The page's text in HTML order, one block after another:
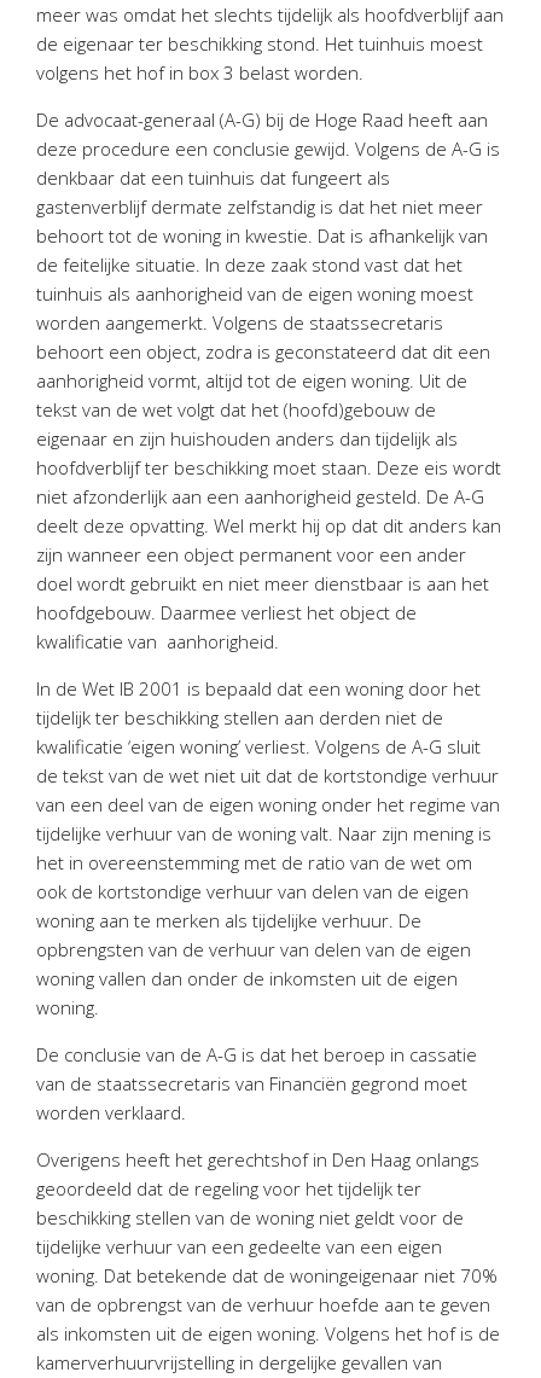
Online Salaris – Salarissen
Nextens-Accorderen aangiften
meer was omdat het slechts tijdelijk als hoofdverblijf aan
de eigenaar ter beschikking stond. Het tuinhuis moest
volgens het hof in box 3 belast worden.
De advocaat-generaal (A-G) bij de Hoge Raad heeft aan
deze procedure een conclusie gewijd. Volgens de A-G is
denkbaar dat een tuinhuis dat fungeert als
gastenverblijf dermate zelfstandig is dat het niet meer
behoort tot de woning in kwestie. Dat is afhankelijk van
de feitelijke situatie. In deze zaak stond vast dat het
tuinhuis als aanhorigheid van de eigen woning moest
worden aangemerkt. Volgens de staatssecretaris
behoort een object, zodra is geconstateerd dat dit een
aanhorigheid vormt, altijd tot de eigen woning. Uit de
tekst van de wet volgt dat het (hoofd)gebouw de
eigenaar en zijn huishouden anders dan tijdelijk als
hoofdverblijf ter beschikking moet staan. Deze eis wordt
niet afzonderlijk aan een aanhorigheid gesteld. De A-G
deelt deze opvatting. Wel merkt hij op dat dit anders kan
zijn wanneer een object permanent voor een ander
doel wordt gebruikt en niet meer dienstbaar is aan het
hoofdgebouw. Daarmee verliest het object de
kwalificatie van aanhorigheid.
In de Wet IB 2001 is bepaald dat een woning door het
tijdelijk ter beschikking stellen aan derden niet de
kwalificatie ‘eigen woning’ verliest. Volgens de A-G sluit
de tekst van de wet niet uit dat de kortstondige verhuur
van een deel van de eigen woning onder het regime van
tijdelijke verhuur van de woning valt. Naar zijn mening is
het in overeenstemming met de ratio van de wet om
ook de kortstondige verhuur van delen van de eigen
woning aan te merken als tijdelijke verhuur. De
opbrengsten van de verhuur van delen van de eigen
woning vallen dan onder de inkomsten uit de eigen
woning.
De conclusie van de A-G is dat het beroep in cassatie
van de staatssecretaris van Financiën gegrond moet
worden verklaard.
Overigens heeft het gerechtshof in Den Haag onlangs
geoordeeld dat de regeling voor het tijdelijk ter
beschikking stellen van de woning niet geldt voor de
tijdelijke verhuur van een gedeelte van een eigen
woning. Dat betekende dat de woningeigenaar niet 70%
van de opbrengst van de verhuur hoefde aan te geven
als inkomsten uit de eigen woning. Volgens het hof is de
kamerverhuurvrijstelling in dergelijke gevallen van